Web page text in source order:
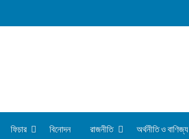
ফিচার বিনোদন রাজনীতি অর্থনীতি ও বাণিজ্য